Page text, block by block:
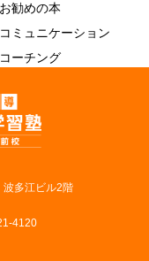
お勧めの本
コミュニケーション
コーチング
多江ビル2階
4120